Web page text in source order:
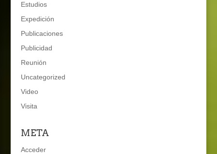
Estudios
Expedición
Publicaciones
Publicidad
Reunión
Uncategorized
Video
Visita
META
Acceder